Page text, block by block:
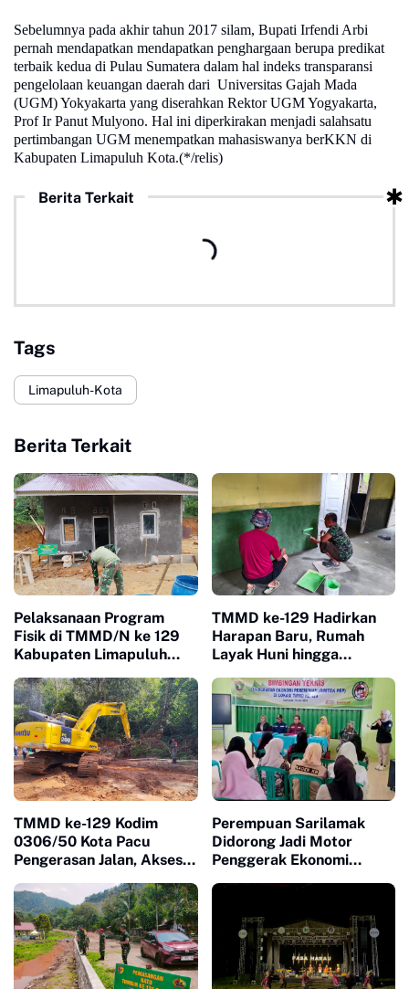
Sebelumnya pada akhir tahun 2017 silam, Bupati Irfendi Arbi
pernah mendapatkan mendapatkan penghargaan berupa predikat
terbaik kedua di Pulau Sumatera dalam hal indeks transparansi
pengelolaan keuangan daerah dari Universitas Gajah Mada
(UGM) Yokyakarta yang diserahkan Rektor UGM Yogyakarta,
Prof Ir Panut Mulyono. Hal ini diperkirakan menjadi salahsatu
pertimbangan UGM menempatkan mahasiswanya berKKN di
Kabupaten Limapuluh Kota.(*/relis)
Berita Terkait
Tags
Limapuluh-Kota
Berita Terkait
Pelaksanaan Program
Fisik di TMMD/N ke 129
Kabupaten Limapuluh
Lancar Dan Signifikan
TMMD ke-129 Hadirkan
Harapan Baru, Rumah
Layak Huni hingga
Kehidupan Warga Buluh
Kasok
TMMD ke-129 Kodim
0306/50 Kota Pacu
Pengerasan Jalan, Akses
Mendekati Tuntas
Perempuan Sarilamak
Didorong Jadi Motor
Penggerak Ekonomi